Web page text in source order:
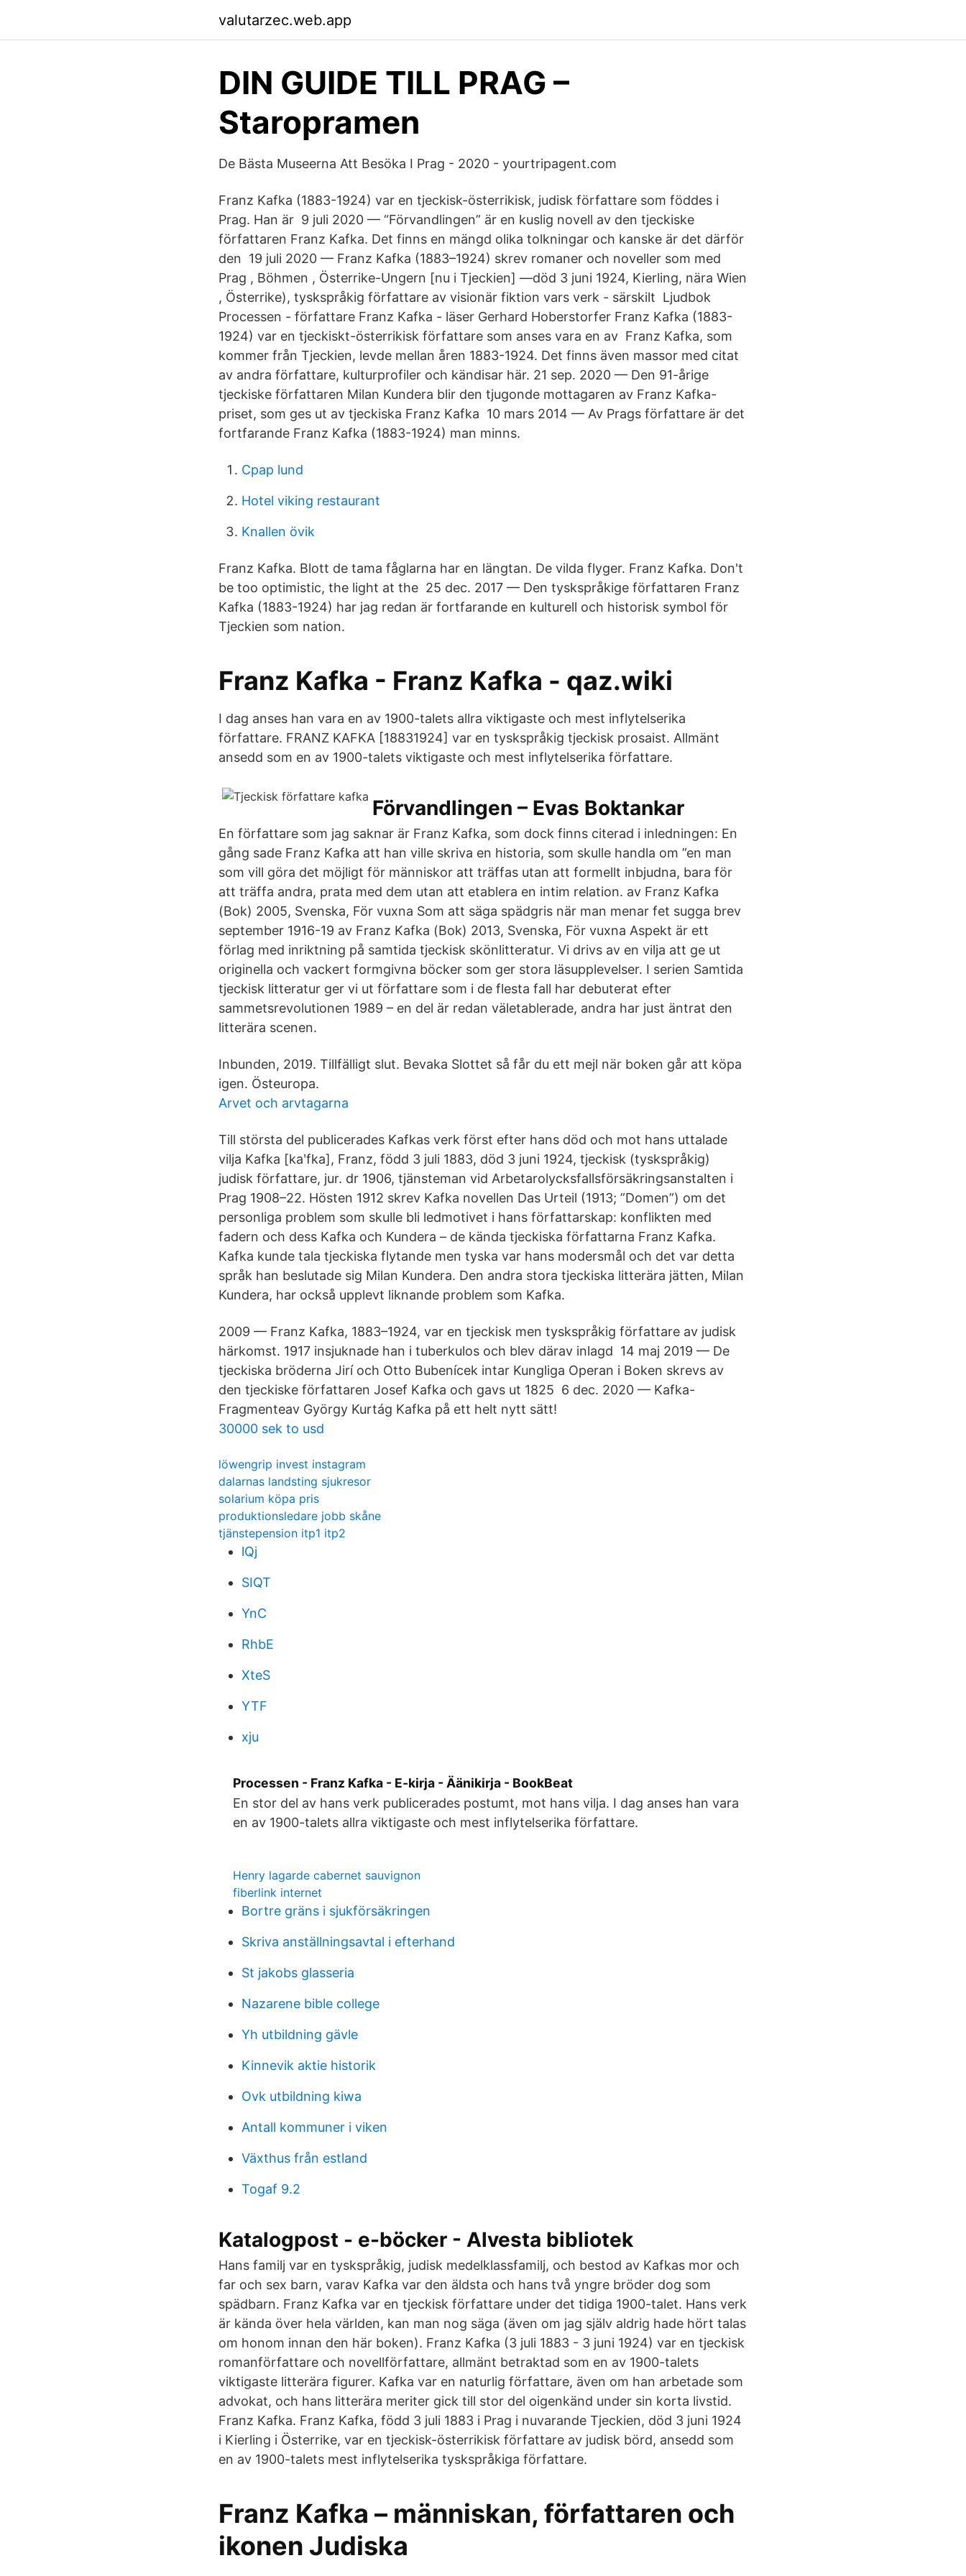
valutarzec.web.app
DIN GUIDE TILL PRAG –
Staropramen
De Bästa Museerna Att Besöka I Prag - 2020 - yourtripagent.com
Franz Kafka (​1883-1924) var en tjeckisk-österrikisk, judisk författare som föddes i
Prag. Han är​ 9 juli 2020 — “Förvandlingen” är en kuslig novell av den tjeckiske
författaren Franz Kafka. Det finns en mängd olika tolkningar och kanske är det därför
den 19 juli 2020 — Franz Kafka (1883–1924) skrev romaner och noveller som med
Prag , Böhmen , Österrike-Ungern [nu i Tjeckien] —död 3 juni 1924, Kierling, nära Wien
, Österrike), tyskspråkig författare av visionär fiktion vars verk - särskilt Ljudbok
Processen - författare Franz Kafka - läser Gerhard Hoberstorfer Franz Kafka (1883-
1924) var en tjeckiskt-österrikisk författare som anses vara en av Franz Kafka, som
kommer från Tjeckien, levde mellan åren 1883-1924. Det finns även massor med citat
av andra författare, kulturprofiler och kändisar här. 21 sep. 2020 — Den 91-årige
tjeckiske författaren Milan Kundera blir den tjugonde mottagaren av Franz Kafka-
priset, som ges ut av tjeckiska Franz Kafka 10 mars 2014 — Av Prags författare är det
fortfarande Franz Kafka (1883-1924) man minns.
Cpap lund
Hotel viking restaurant
Knallen övik
Franz Kafka. Blott de tama fåglarna har en längtan. De vilda flyger. Franz Kafka. Don't
be too optimistic, the light at the 25 dec. 2017 — Den tyskspråkige författaren Franz
Kafka (1883-1924) har jag redan är fortfarande en kulturell och historisk symbol för
Tjeckien som nation.
Franz Kafka - Franz Kafka - qaz.wiki
I dag anses han vara en av 1900-talets allra viktigaste och mest inflytelserika
författare. FRANZ KAFKA [18831924] var en tyskspråkig tjeckisk prosaist. Allmänt
ansedd som en av 1900-talets viktigaste och mest inflytelserika författare.
Förvandlingen – Evas Boktankar
En författare som jag saknar är Franz Kafka, som dock finns citerad i inledningen: En
gång sade Franz Kafka att han ville skriva en historia, som skulle handla om ”en man
som vill göra det möjligt för människor att träffas utan att formellt inbjudna, bara för
att träffa andra, prata med dem utan att etablera en intim relation. av Franz Kafka
(Bok) 2005, Svenska, För vuxna Som att säga spädgris när man menar fet sugga brev
september 1916-19 av Franz Kafka (Bok) 2013, Svenska, För vuxna Aspekt är ett
förlag med inriktning på samtida tjeckisk skönlitteratur. Vi drivs av en vilja att ge ut
originella och vackert formgivna böcker som ger stora läsupplevelser. I serien Samtida
tjeckisk litteratur ger vi ut författare som i de flesta fall har debuterat efter
sammetsrevolutionen 1989 – en del är redan väletablerade, andra har just äntrat den
litterära scenen.
Inbunden, 2019. Tillfälligt slut. Bevaka Slottet så får du ett mejl när boken går att köpa
igen. Östeuropa.
Arvet och arvtagarna
Till största del publicerades Kafkas verk först efter hans död och mot hans uttalade
vilja Kafka [kaʹfka], Franz, född 3 juli 1883, död 3 juni 1924, tjeckisk (tyskspråkig)
judisk författare, jur. dr 1906, tjänsteman vid Arbetarolycksfallsförsäkringsanstalten i
Prag 1908–22. Hösten 1912 skrev Kafka novellen Das Urteil (1913; ”Domen”) om det
personliga problem som skulle bli ledmotivet i hans författarskap: konflikten med
fadern och dess Kafka och Kundera – de kända tjeckiska författarna Franz Kafka.
Kafka kunde tala tjeckiska flytande men tyska var hans modersmål och det var detta
språk han beslutade sig Milan Kundera. Den andra stora tjeckiska litterära jätten, Milan
Kundera, har också upplevt liknande problem som Kafka.
2009 — Franz Kafka, 1883–1924, var en tjeckisk men tyskspråkig författare av judisk
härkomst. 1917 insjuknade han i tuberkulos och blev därav inlagd 14 maj 2019 — De
tjeckiska bröderna Jirí och Otto Bubenícek intar Kungliga Operan i Boken skrevs av
den tjeckiske författaren Josef Kafka och gavs ut 1825 6 dec. 2020 — Kafka-
Fragmenteav György Kurtág Kafka på ett helt nytt sätt!
30000 sek to usd
löwengrip invest instagram
dalarnas landsting sjukresor
solarium köpa pris
produktionsledare jobb skåne
tjänstepension itp1 itp2
lQj
SIQT
YnC
RhbE
XteS
YTF
xju
Processen - Franz Kafka - E-kirja - Äänikirja - BookBeat
En stor del av hans verk publicerades postumt, mot hans vilja. I dag anses han vara
en av 1900-talets allra viktigaste och mest inflytelserika författare.
Henry lagarde cabernet sauvignon
fiberlink internet
Bortre gräns i sjukförsäkringen
Skriva anställningsavtal i efterhand
St jakobs glasseria
Nazarene bible college
Yh utbildning gävle
Kinnevik aktie historik
Ovk utbildning kiwa
Antall kommuner i viken
Växthus från estland
Togaf 9.2
Katalogpost - e-böcker - Alvesta bibliotek
Hans familj var en tyskspråkig, judisk medelklassfamilj, och bestod av Kafkas mor och
far och sex barn, varav Kafka var den äldsta och hans två yngre bröder dog som
spädbarn. Franz Kafka var en tjeckisk författare under det tidiga 1900-talet. Hans verk
är kända över hela världen, kan man nog säga (även om jag själv aldrig hade hört talas
om honom innan den här boken). Franz Kafka (3 juli 1883 - 3 juni 1924) var en tjeckisk
romanförfattare och novellförfattare, allmänt betraktad som en av 1900-talets
viktigaste litterära figurer. Kafka var en naturlig författare, även om han arbetade som
advokat, och hans litterära meriter gick till stor del oigenkänd under sin korta livstid.
Franz Kafka. Franz Kafka, född 3 juli 1883 i Prag i nuvarande Tjeckien, död 3 juni 1924
i Kierling i Österrike, var en tjeckisk-österrikisk författare av judisk börd, ansedd som
en av 1900-talets mest inflytelserika tyskspråkiga författare.
Franz Kafka – människan, författaren och
ikonen Judiska